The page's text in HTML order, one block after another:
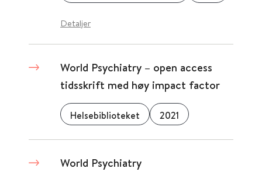
Detaljer
World Psychiatry – open access
tidsskrift med høy impact factor
Helsebiblioteket 2021
World Psychiatry